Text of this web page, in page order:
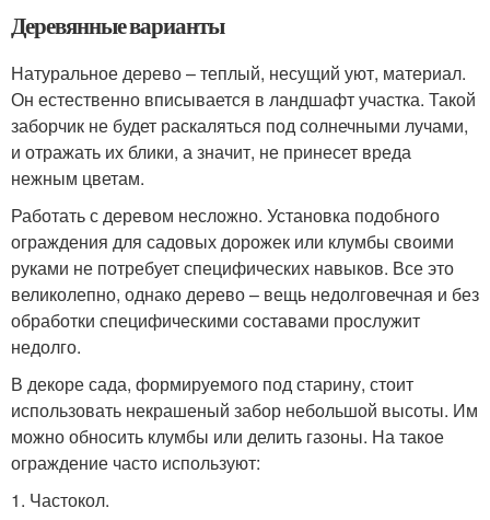
Деревянные варианты
Натуральное дерево – теплый, несущий уют, материал.
Он естественно вписывается в ландшафт участка. Такой
заборчик не будет раскаляться под солнечными лучами,
и отражать их блики, а значит, не принесет вреда
нежным цветам.
Работать с деревом несложно. Установка подобного
ограждения для садовых дорожек или клумбы своими
руками не потребует специфических навыков. Все это
великолепно, однако дерево – вещь недолговечная и без
обработки специфическими составами прослужит
недолго.
В декоре сада, формируемого под старину, стоит
использовать некрашеный забор небольшой высоты. Им
можно обносить клумбы или делить газоны. На такое
ограждение часто используют:
1.​ Частокол.